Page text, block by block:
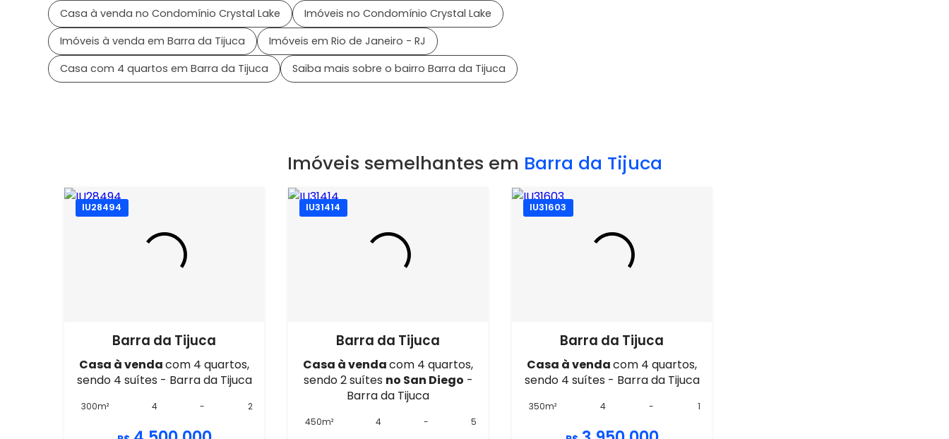
Casa à venda no Condomínio Crystal Lake
Imóveis no Condomínio Crystal Lake
Imóveis à venda em Barra da Tijuca
Imóveis em Rio de Janeiro - RJ
Casa com 4 quartos em Barra da Tijuca
Saiba mais sobre o bairro Barra da Tijuca
Imóveis semelhantes em Barra da Tijuca
IU28494
Barra da Tijuca
Casa à vendacom 4 quartos,
sendo 4 suítes - Barra da Tijuca
300m² 4 - 2
IU31414
Barra da Tijuca
Casa à vendacom 4 quartos,
sendo 2 suítes no San Diego -
Barra da Tijuca
450m² 4 - 5
IU31603
Barra da Tijuca
Casa à vendacom 4 quartos,
sendo 4 suítes - Barra da Tijuca
350m² 4 - 1